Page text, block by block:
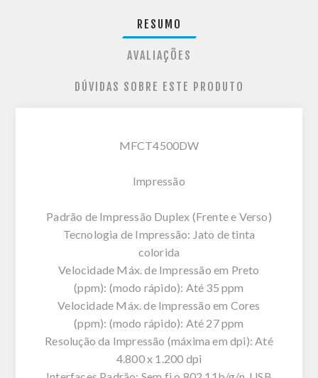
RESUMO
AVALIAÇÕES
DÚVIDAS SOBRE ESTE PRODUTO
MFCT4500DW
Impressão
Padrão de Impressão Duplex (Frente e Verso)
Tecnologia de Impressão: Jato de tinta
colorida
Velocidade Máx. de Impressão em Preto
(ppm): (modo rápido): Até 35 ppm
Velocidade Máx. de Impressão em Cores
(ppm): (modo rápido): Até 27 ppm
Resolução da Impressão (máxima em dpi): Até
4.800 x 1.200 dpi